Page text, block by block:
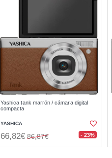
Yashica tank marrón / cámara digital
compacta
YASHICA
66,82€ 86,87€ - 23%